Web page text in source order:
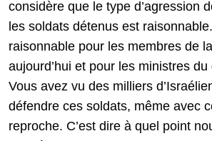
considère que le type d’agression
les soldats détenus est
raisonnable pour les membres de
aujourd’hui et pour les ministres
Vous avez vu des milliers
défendre ces soldats, même avec
reproche. C’est dire à quel point